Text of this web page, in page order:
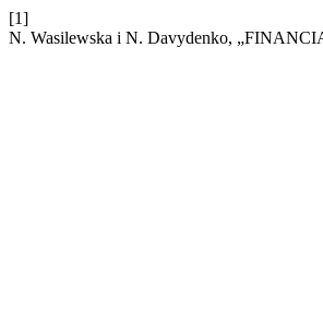
[1]
N. Wasilewska i N. Davydenko,